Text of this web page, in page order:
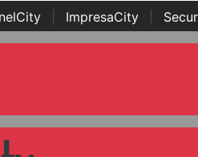
ImpresaCity